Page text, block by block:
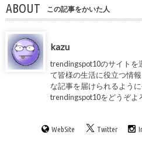
ABOUT この記事をかいた人
kazu
trendingspot10のサイトを
て皆様の生活に役立つ情
な記事を届けられるよう
trendingspot10をどうぞよ
WebSite Twitter